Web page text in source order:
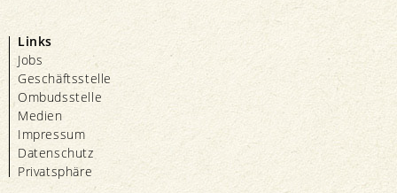
Links
Jobs
Geschäftsstelle
Ombudsstelle
Medien
Impressum
Datenschutz
Privatsphäre